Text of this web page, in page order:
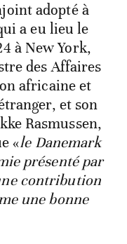
adopté à
a eu lieu le
à New York,
des Affaires
africaine et
et son
Rasmussen,
«le Danemark
présenté par
contribution
une bonne